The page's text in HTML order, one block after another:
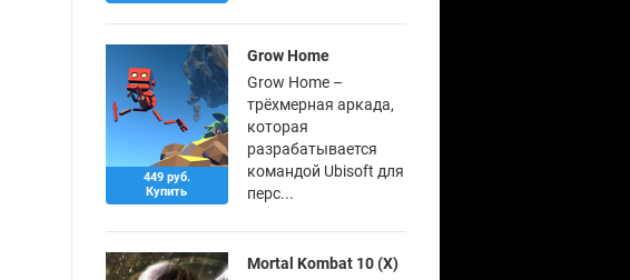
449 руб.
Купить
Grow Home
Grow Home –
трёхмерная аркада,
которая
разрабатывается
командой Ubisoft для
перс...
Mortal Kombat 10 (X)